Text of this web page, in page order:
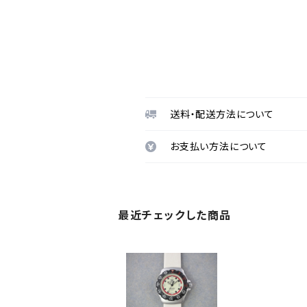
送料・配送方法について
お支払い方法について
最近チェックした商品